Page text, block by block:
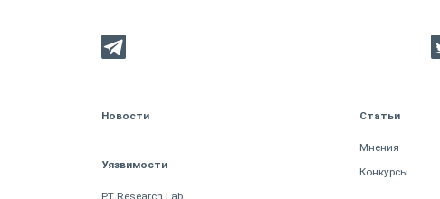
Новости
Уязвимости
Статьи
Мнения
Конкурсы